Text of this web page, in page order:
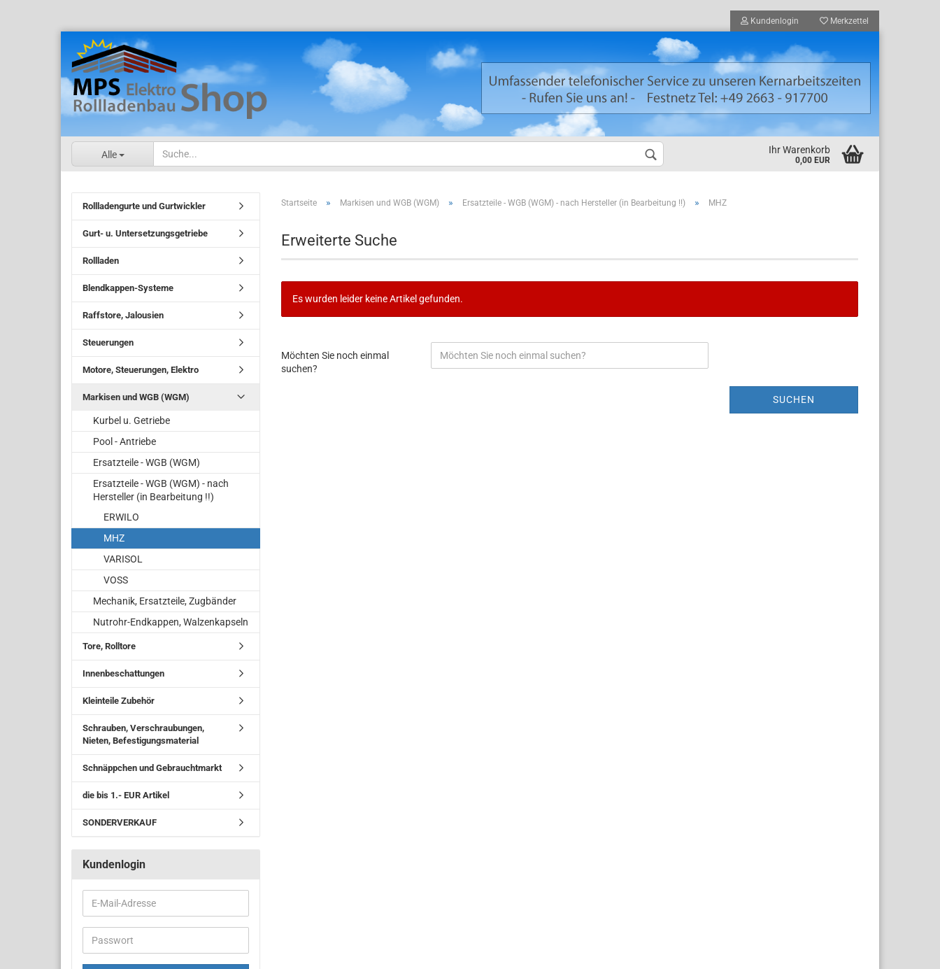
Kundenlogin Merkzettel
Alle Ihr Warenkorb
0,00 EUR
Startseite » Markisen und WGB (WGM) » Ersatzteile - WGB (WGM) - nach Hersteller (in Bearbeitung !!) » MHZ
Erweiterte Suche
Es wurden leider keine Artikel gefunden.
Möchten Sie noch einmal
suchen?
SUCHEN
Rollladengurte und Gurtwickler
Gurt- u. Untersetzungsgetriebe
Rollladen
Blendkappen-Systeme
Raffstore, Jalousien
Steuerungen
Motore, Steuerungen, Elektro
Markisen und WGB (WGM)
Kurbel u. Getriebe
Pool - Antriebe
Ersatzteile - WGB (WGM)
Ersatzteile - WGB (WGM) - nach
Hersteller (in Bearbeitung !!)
ERWILO
MHZ
VARISOL
VOSS
Mechanik, Ersatzteile, Zugbänder
Nutrohr-Endkappen, Walzenkapseln
Tore, Rolltore
Innenbeschattungen
Kleinteile Zubehör
Schrauben, Verschraubungen,
Nieten, Befestigungsmaterial
Schnäppchen und Gebrauchtmarkt
die bis 1.- EUR Artikel
SONDERVERKAUF
Kundenlogin